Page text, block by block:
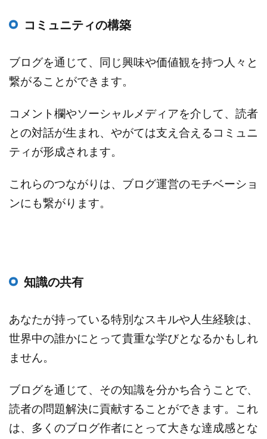
コミュニティの構築
ブログを通じて、同じ興味や価値観を持つ人々と
繋がることができます。
コメント欄やソーシャルメディアを介して、読者
との対話が生まれ、やがては支え合えるコミュニ
ティが形成されます。
これらのつながりは、ブログ運営のモチベーショ
ンにも繋がります。
知識の共有
あなたが持っている特別なスキルや人生経験は、
世界中の誰かにとって貴重な学びとなるかもしれ
ません。
ブログを通じて、その知識を分かち合うことで、
読者の問題解決に貢献することができます。これ
は、多くのブログ作者にとって大きな達成感とな